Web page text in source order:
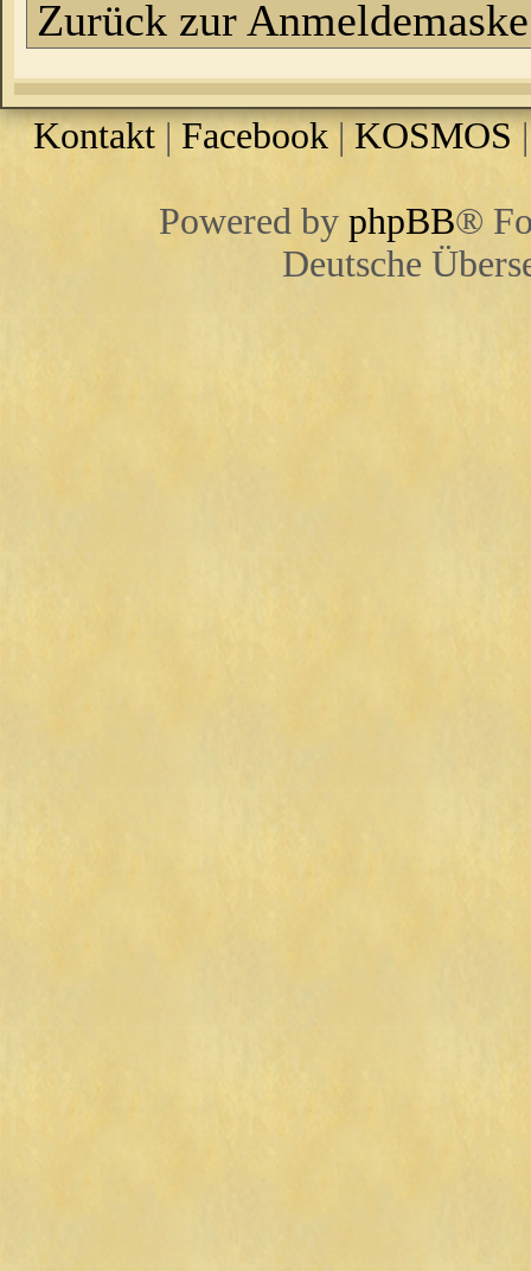
Zurück zur Anmeldemaske
Kontakt | Facebook| KOSMOS
Powered by phpBB®
Deutsche